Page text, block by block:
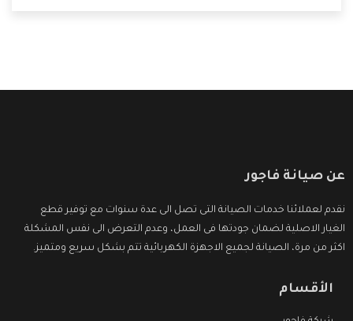
عن صيانة فاجور
نقدم لعملائنا خدمات الصيانة التى تصل الى عدة سنوات مع توفير قطع
الغيار الاصلية لضمان جودتها فى العمل، وعدم التعرض الى نفس المشكلة
اكثر من مرة، الصيانة لجميع الاجهزة الكهربائية تتم بشكل سريع ومتميز.
الأقسام